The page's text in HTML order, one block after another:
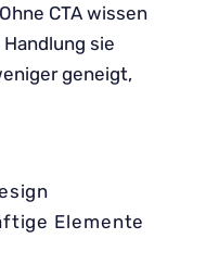
CTA wissen
sie
geneigt,
Elemente